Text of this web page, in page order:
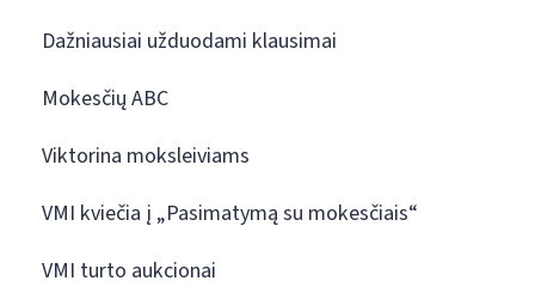
Dažniausiai užduodami klausimai
Mokesčių ABC
Viktorina moksleiviams
VMI kviečia į „Pasimatymą su mokesčiais“
VMI turto aukcionai